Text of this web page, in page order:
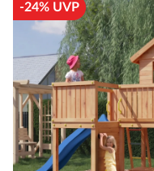
-24% UVP